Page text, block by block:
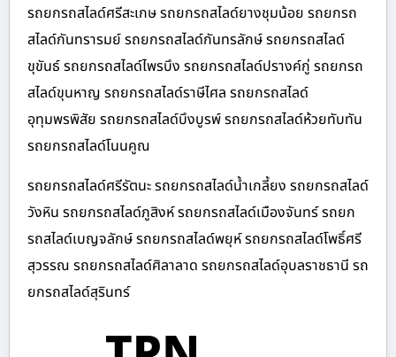
รถยกรถสไลด์ศรีสะเกษ รถยกรถสไลด์ยางชุมน้อย รถยกรถ
สไลด์กันทรารมย์ รถยกรถสไลด์กันทรลักษ์ รถยกรถสไลด์
ขุขันธ์ รถยกรถสไลด์ไพรบึง รถยกรถสไลด์ปรางค์กู่ รถยกรถ
สไลด์ขุนหาญ รถยกรถสไลด์ราษีไศล รถยกรถสไลด์
อุทุมพรพิสัย รถยกรถสไลด์บึงบูรพ์ รถยกรถสไลด์ห้วยทับทัน
รถยกรถสไลด์โนนคูณ
รถยกรถสไลด์ศรีรัตนะ รถยกรถสไลด์น้ำเกลี้ยง รถยกรถสไลด์
วังหิน รถยกรถสไลด์ภูสิงห์ รถยกรถสไลด์เมืองจันทร์ รถยก
รถสไลด์เบญจลักษ์ รถยกรถสไลด์พยุห์ รถยกรถสไลด์โพธิ์ศรี
สุวรรณ รถยกรถสไลด์ศิลาลาด รถยกรถสไลด์อุบลราชธานี รถ
ยกรถสไลด์สุรินทร์